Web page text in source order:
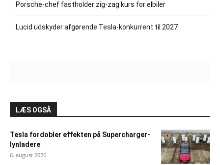
Porsche-chef fastholder zig-zag kurs for elbiler
Lucid udskyder afgørende Tesla-konkurrent til 2027
LÆS OGSÅ
Tesla fordobler effekten på Supercharger-
lynladere
6. august 2026